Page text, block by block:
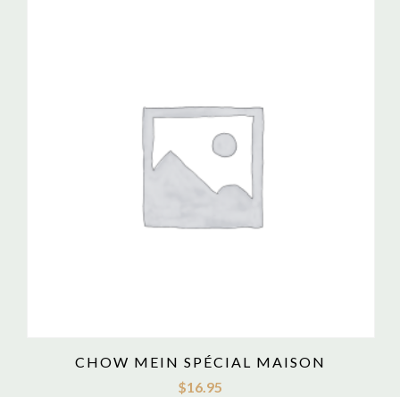
CHOW MEIN SPÉCIAL MAISON
$16.95